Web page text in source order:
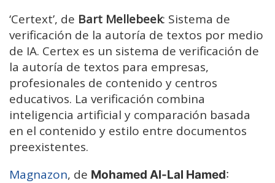
‘Certext’, de Bart Mellebeek: Sistema de
verificación de la autoría de textos por medio
de IA. Certex es un sistema de verificación de
la autoría de textos para empresas,
profesionales de contenido y centros
educativos. La verificación combina
inteligencia artificial y comparación basada
en el contenido y estilo entre documentos
preexistentes.
Magnazon, de Mohamed Al-Lal Hamed: